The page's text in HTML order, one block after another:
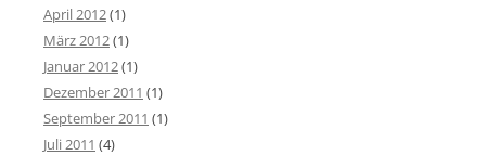
April 2012(1)
März 2012(1)
Januar 2012(1)
Dezember 2011 (1)
September 2011 (1)
Juli 2011 (4)